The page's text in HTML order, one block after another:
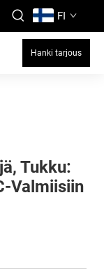
FI
Hanki tarjous
Tukku:
Valmiisiin